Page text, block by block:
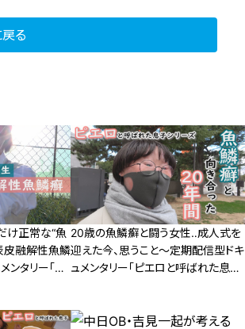
る
け正常な“魚
皮融解性魚鱗
ンタリー「ピ
20歳の魚鱗癬と闘う女性‥成人式を
迎えた今、思うこと～定期配信型ドキ
ュメンタリー「ピエロと呼ばれた息子」